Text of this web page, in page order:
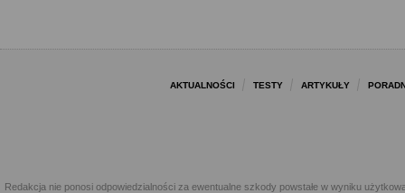
AKTUALNOŚCI TESTY ARTYKUŁY
Redakcja nie ponosi odpowiedzialności za ewentualne szkody powstałe w wyniku